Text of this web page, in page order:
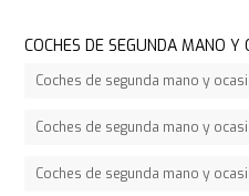
COCHES DE SEGUNDA MANO Y
Coches de segunda mano y
Coches de segunda mano y
Coches de segunda mano y